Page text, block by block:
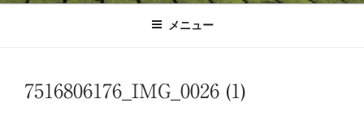
メニュー
7516806176_IMG_0026 (1)